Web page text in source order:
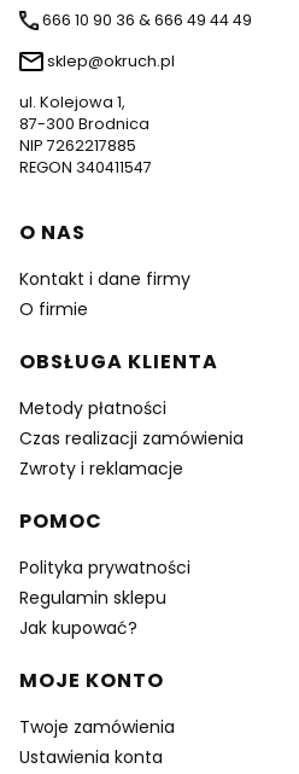
666 10 90 36 & 666 49 44 49
sklep@okruch.pl
ul. Kolejowa 1,
87-300 Brodnica
NIP 7262217885
REGON 340411547
Linki w stopce
O NAS
Kontakt i dane firmy
O firmie
OBSŁUGA KLIENTA
Metody płatności
Czas realizacji zamówienia
Zwroty i reklamacje
POMOC
Polityka prywatności
Regulamin sklepu
Jak kupować?
MOJE KONTO
Twoje zamówienia
Ustawienia konta